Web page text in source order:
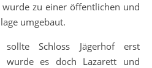
zu einer öffentlichen und
umgebaut.
Schloss Jägerhof erst
wurde es doch Lazarett und